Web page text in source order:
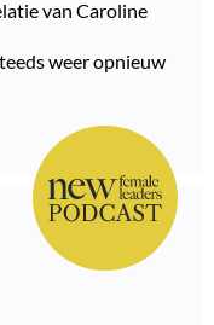
van Caroline
weer opnieuw